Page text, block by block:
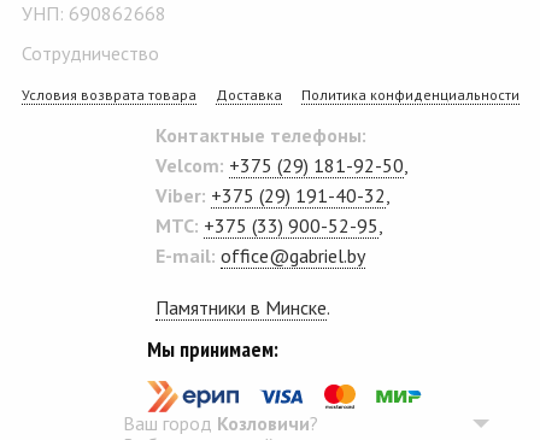
УНП: 690862668
Сотрудничество
Условия возврата товара Доставка Политика конфиденциальности
Контактные телефоны:
Velcom: +375 (29) 181-92-50,
Viber: +375 (29) 191-40-32,
MTC: +375 (33) 900-52-95,
E-mail: office@gabriel.by
Памятники в Минске.
Мы принимаем:
Ваш город Козловичи?